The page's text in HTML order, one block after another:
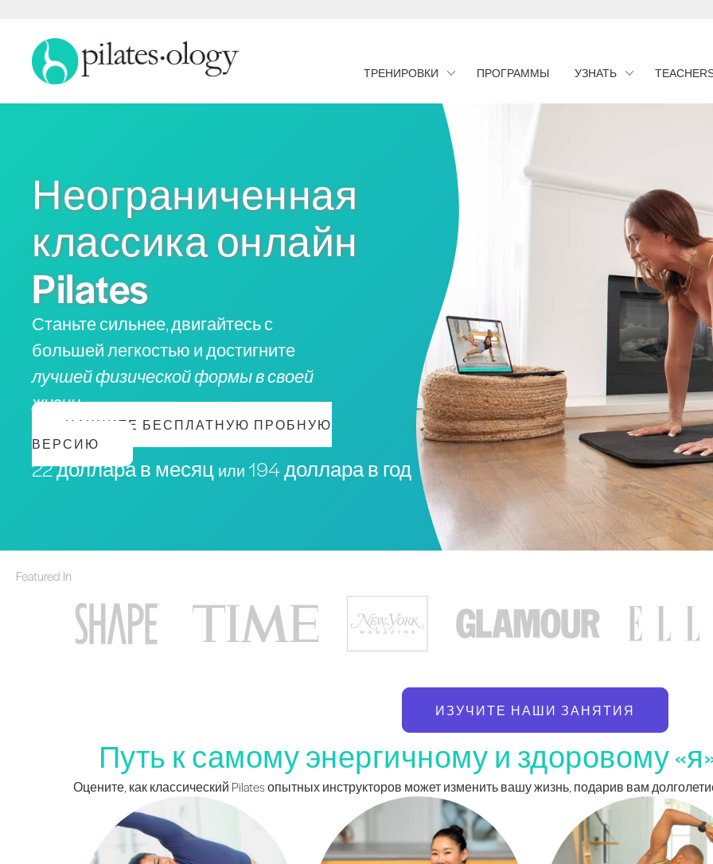
ТРЕНИРОВКИ ПРОГРАММЫ УЗНАТЬ
Неограниченная
классика онлайн
Pilates
Станьте сильнее, двигайтесь с
большей легкостью и достигните
лучшей физической формы в своей
жизни
НАЧНИТЕ БЕСПЛАТНУЮ ПРОБНУЮ
ВЕРСИЮ
22 доллара в месяц или 194 доллара в год
Featured In
ИЗУЧИТЕ НАШИ ЗАНЯТИЯ
Путь к самому энергичному и здоровому
Оцените, как классический Pilates опытных инструкторов может изменить вашу жизнь, подарив вам